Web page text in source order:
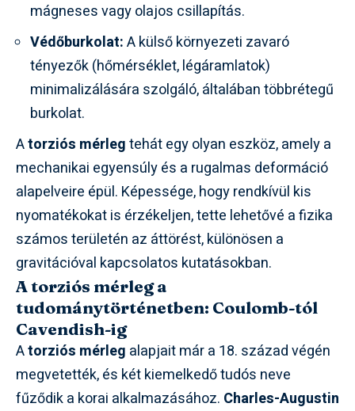
mágneses vagy olajos csillapítás.
Védőburkolat:A külső környezeti zavaró
tényezők (hőmérséklet, légáramlatok)
minimalizálására szolgáló, általában többrétegű
burkolat.
Atorziós mérlegtehát egy olyan eszköz, amely a
mechanikai egyensúly és a rugalmas deformáció
alapelveire épül. Képessége, hogy rendkívül kis
nyomatékokat is érzékeljen, tette lehetővé a fizika
számos területén az áttörést, különösen a
gravitációval kapcsolatos kutatásokban.
A torziós mérleg a
tudománytörténetben: Coulomb-tól
Cavendish-ig
Atorziós mérleg alapjait már a 18. század végén
megvetették, és két kiemelkedő tudós neve
fűződik a korai alkalmazásához. Charles-Augustin